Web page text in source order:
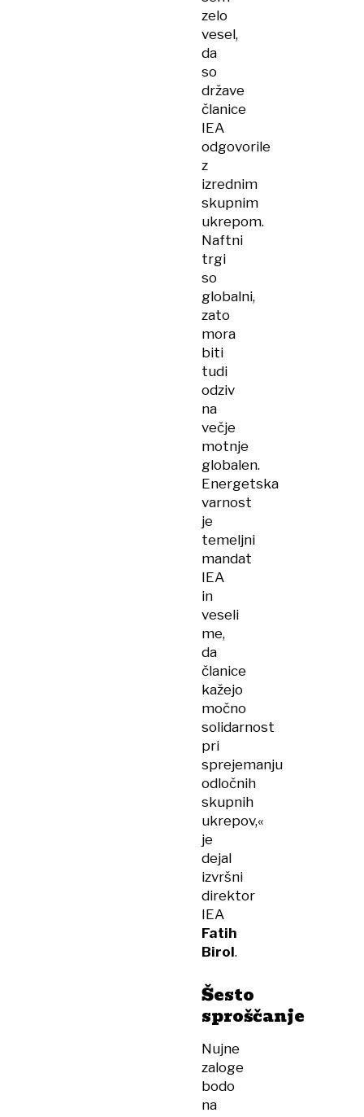
zelo
vesel,
da
so
države
članice
IEA
odgovorile
z
izrednim
skupnim
ukrepom.
Naftni
trgi
so
globalni,
zato
mora
biti
tudi
odziv
na
večje
motnje
globalen.
Energetska
varnost
je
temeljni
mandat
IEA
in
veseli
me,
da
članice
kažejo
močno
solidarnost
pri
sprejemanju
odločnih
skupnih
ukrepov,«
je
dejal
izvršni
direktor
IEA
Fatih
Birol.
Šesto
sproščanje
Nujne
zaloge
bodo
na